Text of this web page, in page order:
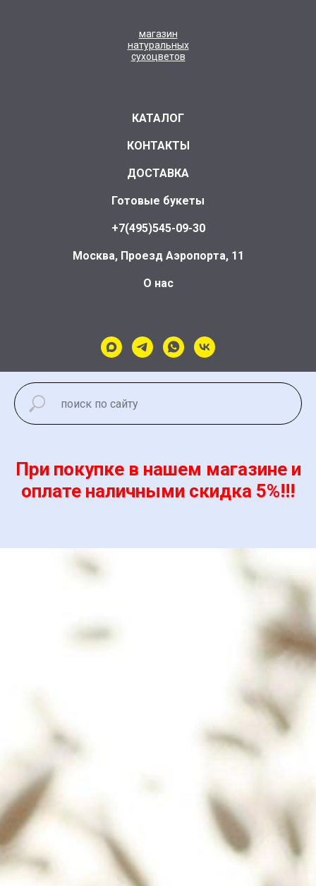
магазин
натуральных
сухоцветов
КАТАЛОГ
КОНТАКТЫ
ДОСТАВКА
Готовые букеты
+7(495)545-09-30
Москва, Проезд Аэропорта, 11
О нас
При покупке в нашем магазине и
оплате наличными скидка 5%!!!